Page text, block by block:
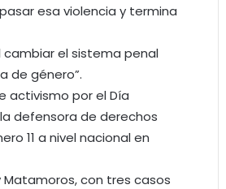
esa violencia y termina
cambiar el sistema penal
de género”.
activismo por el Día
defensora de derechos
11 a nivel nacional en
con tres casos